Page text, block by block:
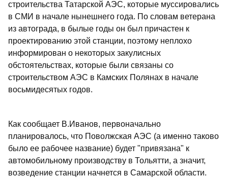
строительства Татарской АЭС, которые муссировались
в СМИ в начале нынешнего года. По словам ветерана
из автограда, в былые годы он был причастен к
проектированию этой станции, поэтому неплохо
информирован о некоторых закулисных
обстоятельствах, которые были связаны со
строительством АЭС в Камских Полянах в начале
восьмидесятых годов.
Как сообщает В.Иванов, первоначально
планировалось, что Поволжская АЭС (а именно таково
было ее рабочее название) будет "привязана" к
автомобильному производству в Тольятти, а значит,
возведение станции начнется в Самарской области.